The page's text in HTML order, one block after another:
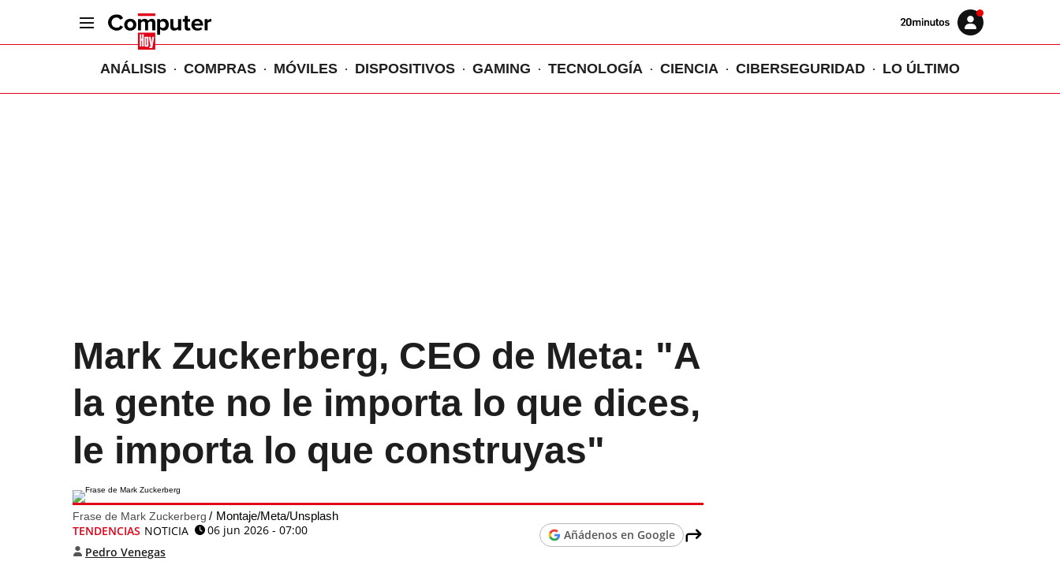
Volver
Iniciar
sesión
ANÁLISIS COMPRAS MÓVILES DISPOSITIVOS GAMING TECNOLOGÍA CIENCIA CIBERSEGURIDAD LO ÚLTIMO
Mark Zuckerberg, CEO de Meta: "A
la gente no le importa lo que dices,
le importa lo que construyas"
Frase de Mark Zuckerberg Montaje/Meta/Unsplash
TENDENCIAS NOTICIA
06 jun 2026 - 07:00
Pedro Venegas
Añádenos en Google